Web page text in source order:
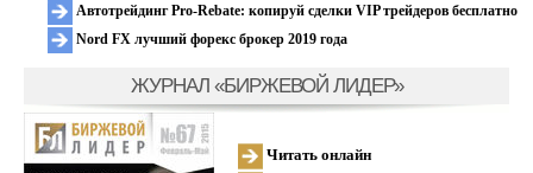
Автотрейдинг Pro-Rebate: копируй сделки VIP трейдеров бесплатно
Nord FX лучший форекс брокер 2019 года
ЖУРНАЛ «БИРЖЕВОЙ ЛИДЕР»
Читать онлайн